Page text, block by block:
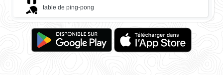
table de ping-pong